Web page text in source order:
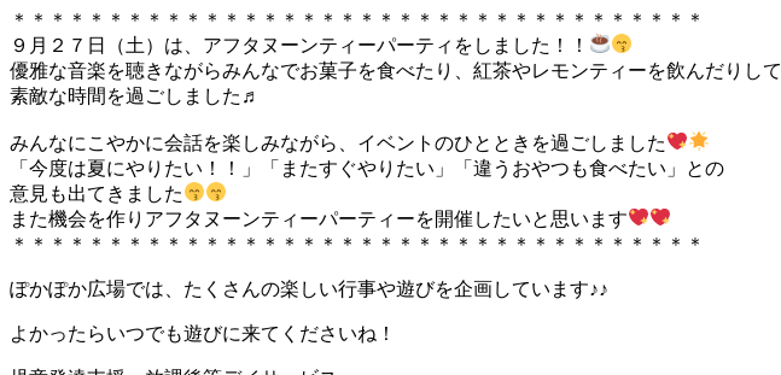
＊＊＊＊＊＊＊＊＊＊＊＊＊＊＊＊＊＊＊＊＊＊＊＊＊＊＊＊＊＊＊＊＊＊＊＊
９月２７日（土）は、アフタヌーンティーパーティをしました！！
優雅な音楽を聴きながらみんなでお菓子を食べたり、紅茶やレモンティーを飲んだりして
素敵な時間を過ごしました♬
みんなにこやかに会話を楽しみながら、イベントのひとときを過ごしました
「今度は夏にやりたい！！」「またすぐやりたい」「違うおやつも食べたい」との
意見も出てきました
また機会を作りアフタヌーンティーパーティーを開催したいと思います
＊＊＊＊＊＊＊＊＊＊＊＊＊＊＊＊＊＊＊＊＊＊＊＊＊＊＊＊＊＊＊＊＊＊＊＊
ぽかぽか広場では、たくさんの楽しい行事や遊びを企画しています♪♪
よかったらいつでも遊びに来てくださいね！